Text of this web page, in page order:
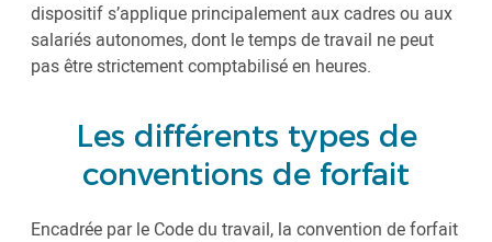
dispositif s’applique principalement aux cadres ou aux
salariés autonomes, dont le temps de travail ne peut
pas être strictement comptabilisé en heures.
Les différents types de
conventions de forfait
Encadrée par le Code du travail, la convention de forfait